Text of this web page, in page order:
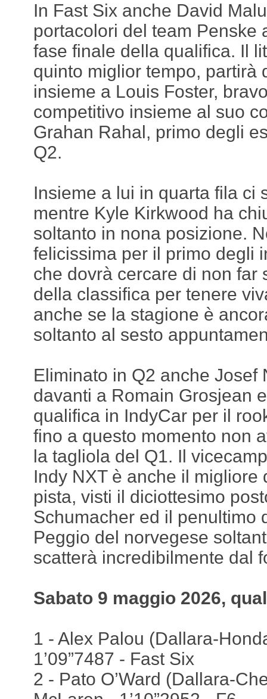
In Fast Six anche David
portacolori del team Penske
fase finale della qualifica. Il
quinto miglior tempo, partirà
insieme a Louis Foster,
competitivo insieme al suo
Grahan Rahal, primo degli
Q2.
Insieme a lui in quarta fila ci
mentre Kyle Kirkwood ha
soltanto in nona posizione.
felicissima per il primo degli
che dovrà cercare di non far
della classifica per tenere
anche se la stagione è
soltanto al sesto
Eliminato in Q2 anche Josef
davanti a Romain Grosjean
qualifica in IndyCar per il
fino a questo momento non
la tagliola del Q1. Il
Indy NXT è anche il migliore
pista, visti il diciottesimo
Schumacher ed il penultimo
Peggio del norvegese
scatterà incredibilmente dal
Sabato 9 maggio 2026,
1 - Alex Palou (Dallara-
1’09”7487 - Fast Six
2 - Pato O’Ward (Dallara-